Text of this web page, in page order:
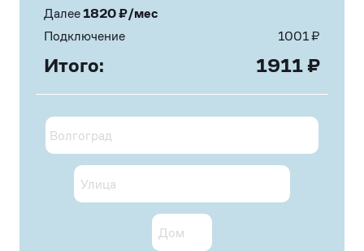
Далее1820₽/мес
Подключение
1001₽
Итого: 1911 ₽